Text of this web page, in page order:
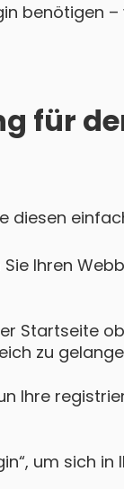
benötigen
für
diesen
Ihren
Startseite
zu
Ihre
um sich